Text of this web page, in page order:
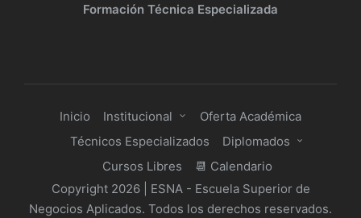
Formación Técnica Especializada
Inicio Institucional
Oferta Académica
Técnicos Especializados
Diplomados
Cursos Libres
📆 Calendario
Copyright 2026 | ESNA - Escuela Superior de
Negocios Aplicados. Todos los derechos reservados.